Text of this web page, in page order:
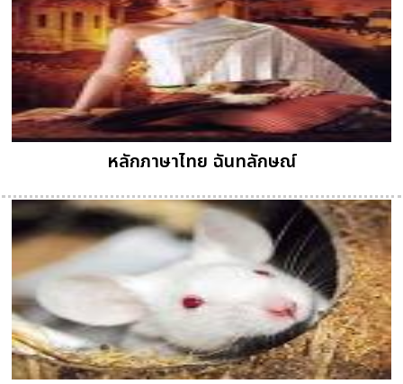
หลักภาษาไทย ฉันทลักษณ์